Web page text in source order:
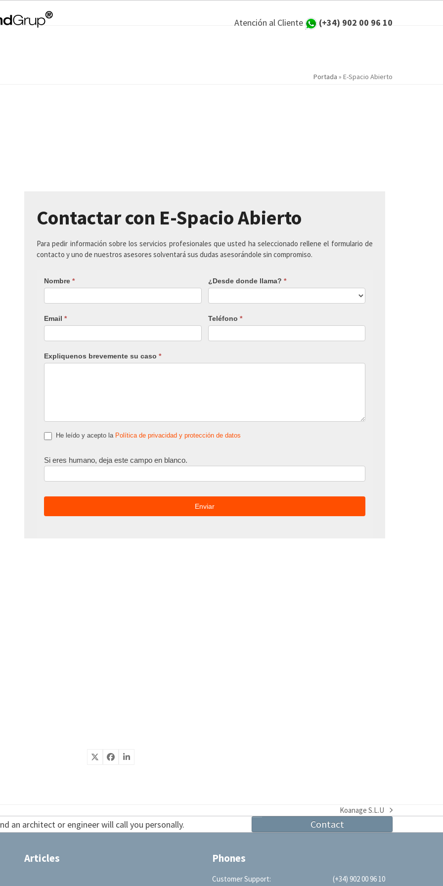
Atención al Cliente (+34) 902 00 96 10
Portada » E-Spacio Abierto
Contactar con E-Spacio Abierto
Para pedir información sobre los servicios profesionales que usted ha seleccionado rellene el formulario de
contacto y uno de nuestros asesores solventará sus dudas asesorándole sin compromiso.
Nombre * ¿Desde donde llama? *
Email * Teléfono *
Expliquenos brevemente su caso *
He leído y acepto la Política de privacidad y protección de datos
Si eres humano, deja este campo en blanco.
next
post:
Koanage S.L.U
an architect or engineer will call you personally. Contact
Articles Phones
Customer Support:
(+34) 902 00 96 10